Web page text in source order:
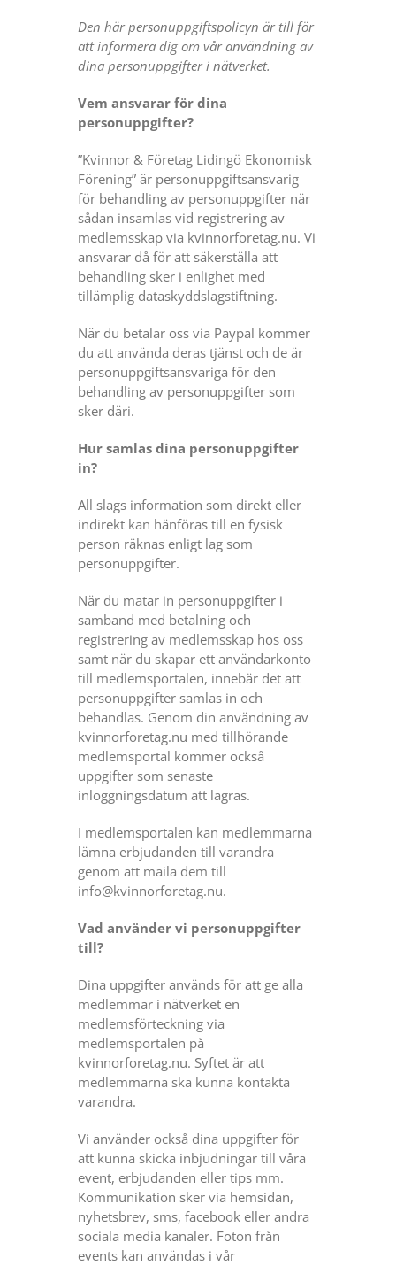
Den här personuppgiftspolicyn är till för
att informera dig om vår användning av
dina personuppgifter i nätverket.
Vem ansvarar för dina
personuppgifter?
”Kvinnor & Företag Lidingö Ekonomisk
Förening” är personuppgiftsansvarig
för behandling av personuppgifter när
sådan insamlas vid registrering av
medlemsskap via kvinnorforetag.nu. Vi
ansvarar då för att säkerställa att
behandling sker i enlighet med
tillämplig dataskyddslagstiftning.
När du betalar oss via Paypal kommer
du att använda deras tjänst och de är
personuppgiftsansvariga för den
behandling av personuppgifter som
sker däri.
Hur samlas dina personuppgifter
in?
All slags information som direkt eller
indirekt kan hänföras till en fysisk
person räknas enligt lag som
personuppgifter.
När du matar in personuppgifter i
samband med betalning och
registrering av medlemsskap hos oss
samt när du skapar ett användarkonto
till medlemsportalen, innebär det att
personuppgifter samlas in och
behandlas. Genom din användning av
kvinnorforetag.nu med tillhörande
medlemsportal kommer också
uppgifter som senaste
inloggningsdatum att lagras.
I medlemsportalen kan medlemmarna
lämna erbjudanden till varandra
genom att maila dem till
info@kvinnorforetag.nu.
Vad använder vi personuppgifter
till?
Dina uppgifter används för att ge alla
medlemmar i nätverket en
medlemsförteckning via
medlemsportalen på
kvinnorforetag.nu. Syftet är att
medlemmarna ska kunna kontakta
varandra.
Vi använder också dina uppgifter för
att kunna skicka inbjudningar till våra
event, erbjudanden eller tips mm.
Kommunikation sker via hemsidan,
nyhetsbrev, sms, facebook eller andra
sociala media kanaler. Foton från
events kan användas i vår